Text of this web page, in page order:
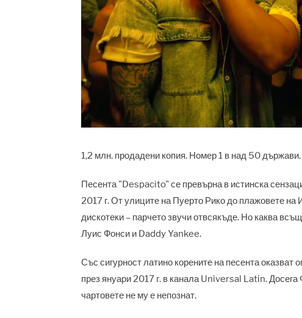
1,2 млн. продадени копия. Номер 1 в над 50
Песента "Despacito" се превърна в истинска
2017 г. От улиците на Пуерто Рико до плажовете на
дискотеки – парчето звучи отвсякъде. Но каква
Луис Фонси и Daddy Yankee.
Със сигурност латино корените на песента
през януари 2017 г. в канала Universal Latin.
чартовете не му е непознат.